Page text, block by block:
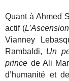
Quant à Ahmed
actif (
Vianney
Rambaldi, Un
prince de Ali
d’humanité et